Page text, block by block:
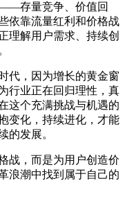
存量竞争、价值回
依靠流量红利和价格战
理解用户需求、持续创
代，因为增长的黄金窗
行业正在回归理性，真
这个充满挑战与机遇的
变化，持续进化，才能
的发展。
战，而是为用户创造价
浪潮中找到属于自己的